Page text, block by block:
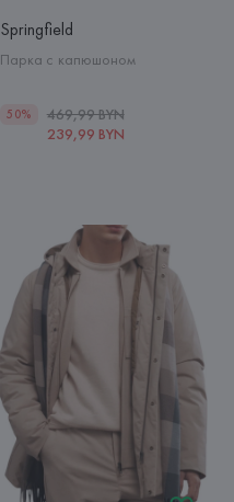
Springfield
Парка с капюшоном
50%
469,99 BYN
239,99 BYN